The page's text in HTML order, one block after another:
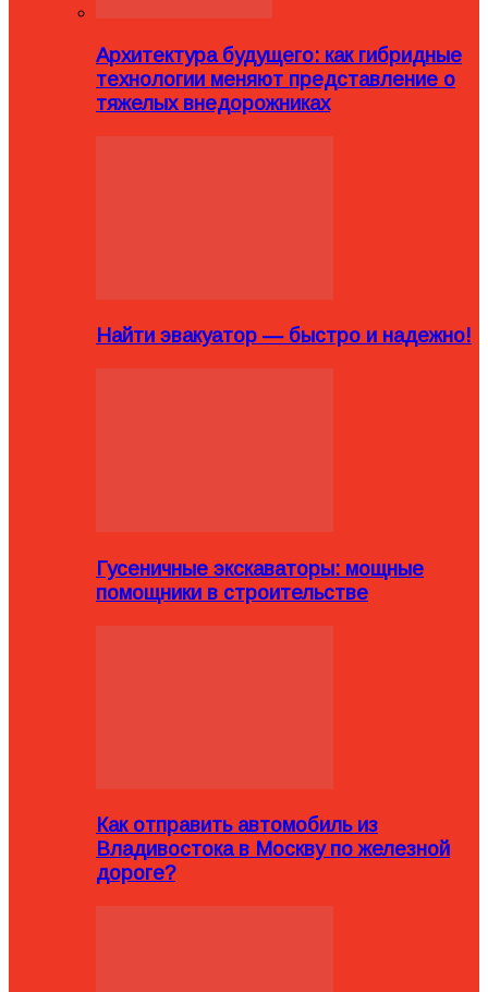
Архитектура будущего: как гибридные
технологии меняют представление о
тяжелых внедорожниках
Найти эвакуатор — быстро и надежно!
Гусеничные экскаваторы: мощные
помощники в строительстве
Как отправить автомобиль из
Владивостока в Москву по железной
дороге?